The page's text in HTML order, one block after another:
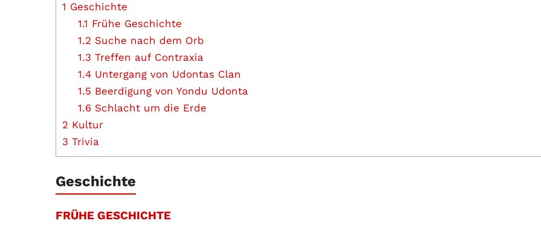
1 Geschichte
1.1 Frühe Geschichte
1.2 Suche nach dem Orb
1.3 Treffen auf Contraxia
1.4Untergang von Udontas Clan
1.5 Beerdigung von Yondu Udonta
1.6Schlacht um die Erde
2 Kultur
3 Trivia
Geschichte
FRÜHE GESCHICHTE